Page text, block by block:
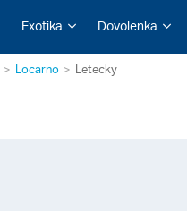
Exotika Dovolenka
Locarno Letecky